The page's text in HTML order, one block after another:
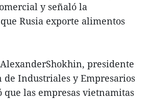
y señaló la
Rusia exporte alimentos
presidente
de Industriales y Empresarios
que las empresas vietnamitas